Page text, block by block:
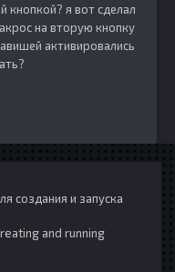
кнопкой? я вот сделал
на вторую кнопку
активировались
создания и запуска
and running